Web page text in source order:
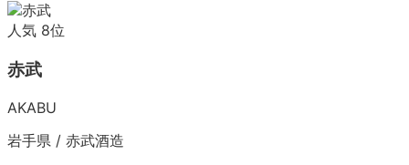
人気 8位
赤武
AKABU
岩手県 / 赤武酒造